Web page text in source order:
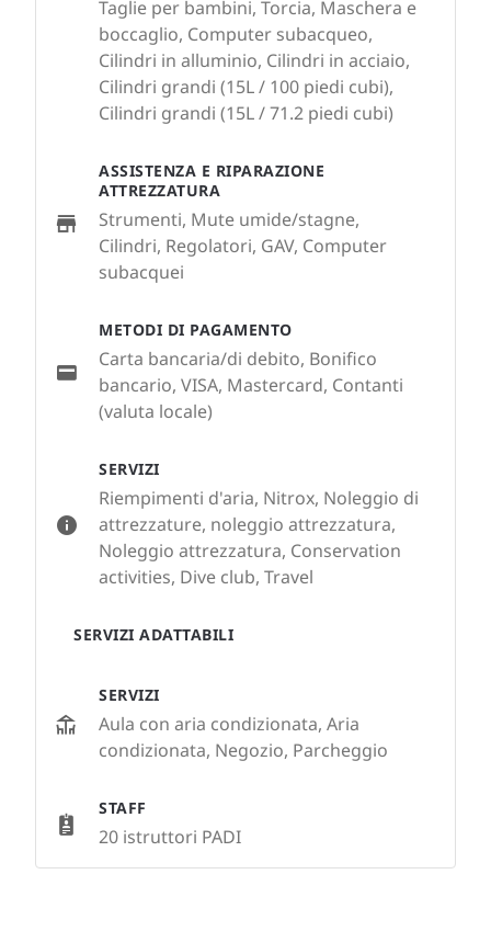
SERVIZI
Riempimenti d'aria, Nitrox, Noleggio di
attrezzature, noleggio attrezzatura,
Noleggio attrezzatura, Conservation
activities, Dive club, Travel
SERVIZI ADATTABILI
SERVIZI
Aula con aria condizionata, Aria
condizionata, Negozio, Parcheggio
STAFF
20 istruttori PADI
Taglie per bambini, Torcia, Maschera e
boccaglio, Computer subacqueo,
Cilindri in alluminio, Cilindri in acciaio,
Cilindri grandi (15L / 100 piedi cubi),
Cilindri grandi (15L / 71.2 piedi cubi)
ASSISTENZA E RIPARAZIONE
ATTREZZATURA
Strumenti, Mute umide/stagne,
Cilindri, Regolatori, GAV, Computer
subacquei
METODI DI PAGAMENTO
Carta bancaria/di debito, Bonifico
bancario, VISA, Mastercard, Contanti
(valuta locale)